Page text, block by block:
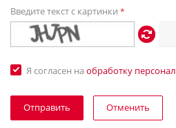
Введите текст с картинки *
Я согласен на обработку
Отменить